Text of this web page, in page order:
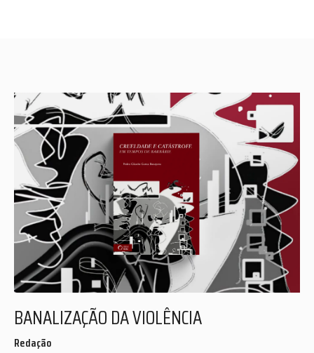
BANALIZAÇÃO DA VIOLÊNCIA
Redação